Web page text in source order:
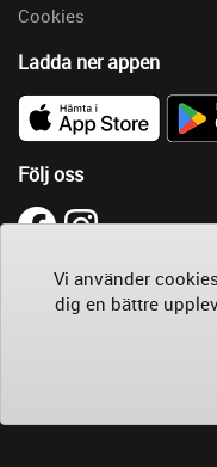
Vi använder
dig en bättre
Cookies
Ladda ner appen
Följ oss